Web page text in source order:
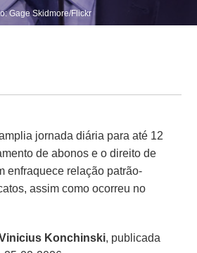
Gage Skidmore/Flickr
jornada diária para até 12
de abonos e o direito de
enfraquece relação patrão-
assim como ocorreu no
Konchinski, publicada